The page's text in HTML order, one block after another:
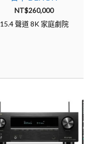
u
t
o
f
NT$260,000
15.4 聲道 8K 家庭劇院